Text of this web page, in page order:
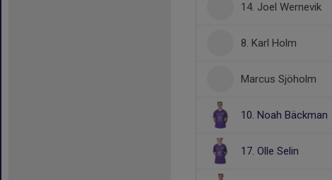
14. Joel Wernevik
8. Karl Holm
Marcus Sjöholm
10. Noah Bäckman
17. Olle Selin